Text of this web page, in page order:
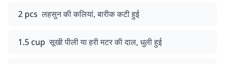
2 pcs लहसुन की कलियां, बारीक कटी हुई
1.5 cup सूखी पीली या हरी मटर की दाल, धुली हुई